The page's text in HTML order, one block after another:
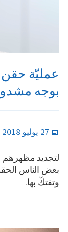
عمليّة حقن
بوجه
Posted
27 يوليو 2018
لتجديد مظهرهم
بعض الناس
وتفتكّ بها.